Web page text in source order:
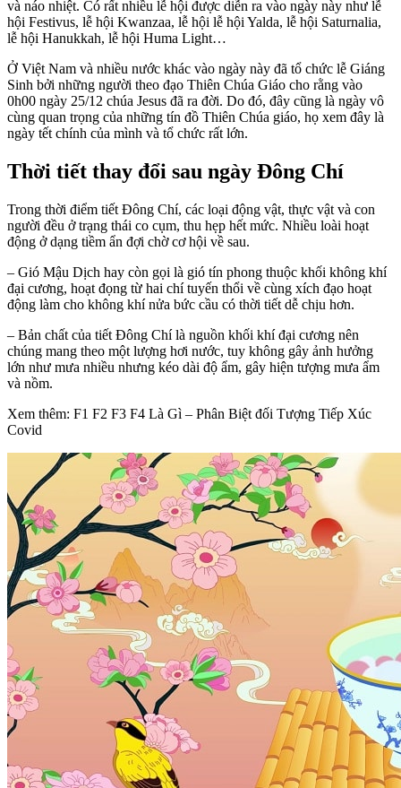
và náo nhiệt. Có rất nhiều lễ hội được diễn ra vào ngày này như lễ
hội Festivus, lễ hội Kwanzaa, lễ hội lễ hội Yalda, lễ hội Saturnalia,
lễ hội Hanukkah, lễ hội Huma Light…
Ở Việt Nam và nhiều nước khác vào ngày này đã tổ chức lễ Giáng
Sinh bởi những người theo đạo Thiên Chúa Giáo cho rằng vào
0h00 ngày 25/12 chúa Jesus đã ra đời. Do đó, đây cũng là ngày vô
cùng quan trọng của những tín đồ Thiên Chúa giáo, họ xem đây là
ngày tết chính của mình và tổ chức rất lớn.
Thời tiết thay đổi sau ngày Đông Chí
Trong thời điểm tiết Đông Chí, các loại động vật, thực vật và con
người đều ở trạng thái co cụm, thu hẹp hết mức. Nhiều loài hoạt
động ở dạng tiềm ẩn đợi chờ cơ hội về sau.
– Gió Mậu Dịch hay còn gọi là gió tín phong thuộc khối không khí
đại cương, hoạt đọng từ hai chí tuyến thổi về cùng xích đạo hoạt
động làm cho không khí nửa bức cầu có thời tiết dễ chịu hơn.
– Bản chất của tiết Đông Chí là nguồn khối khí đại cương nên
chúng mang theo một lượng hơi nước, tuy không gây ảnh hưởng
lớn như mưa nhiều nhưng kéo dài độ ẩm, gây hiện tượng mưa ẩm
và nồm.
Xem thêm: F1 F2 F3 F4 Là Gì – Phân Biệt đối Tượng Tiếp Xúc
Covid